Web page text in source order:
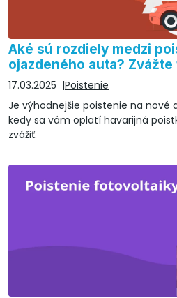
Aké sú rozdiely medzi
ojazdeného auta?
17.03.2025
Poistenie
Je výhodnejšie poistenie na nové
kedy sa vám oplatí havarijná
zvážiť.